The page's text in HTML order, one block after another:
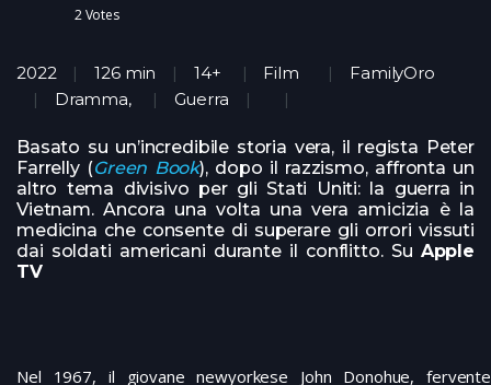
2Votes
2022 126 min 14+ Film
FamilyOro
Dramma, Guerra
Basato su un’incredibile storia vera, il regista Peter
Farrelly (Green Book), dopo il razzismo, affronta un
altro tema divisivo per gli Stati Uniti: la guerra in
Vietnam. Ancora una volta una vera amicizia è la
medicina che consente di superare gli orrori vissuti
dai soldati americani durante il conflitto. Su Apple
TV
Nel 1967, il giovane newyorkese John Donohue, fervente